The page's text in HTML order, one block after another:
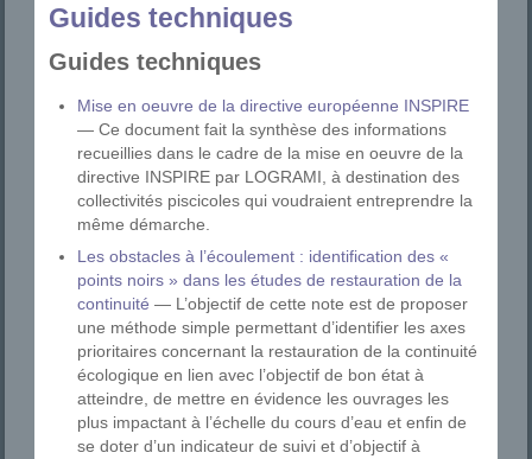
Guides techniques
Guides techniques
Mise en oeuvre de la directive européenne INSPIRE
— Ce document fait la synthèse des informations
recueillies dans le cadre de la mise en oeuvre de la
directive INSPIRE par LOGRAMI, à destination des
collectivités piscicoles qui voudraient entreprendre la
même démarche.
Les obstacles à l’écoulement : identification des «
points noirs » dans les études de restauration de la
continuité — L’objectif de cette note est de proposer
une méthode simple permettant d’identifier les axes
prioritaires concernant la restauration de la continuité
écologique en lien avec l’objectif de bon état à
atteindre, de mettre en évidence les ouvrages les
plus impactant à l’échelle du cours d’eau et enfin de
se doter d’un indicateur de suivi et d’objectif à